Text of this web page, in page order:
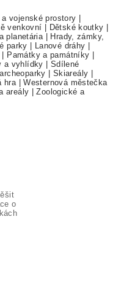
vojenské prostory
venkovní Dětské koutky
planetária|
Hrady, zámky,
parky Lanové dráhy
Památky a památníky
a vyhlídky
Sdílené
Skiareály
hra|Westernová městečka
areály |Zoologické a
o